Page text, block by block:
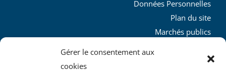
Gérer le consentement aux
cookies
Données Personnelles
Plan du site
Marchés publics
L’agglo recrute